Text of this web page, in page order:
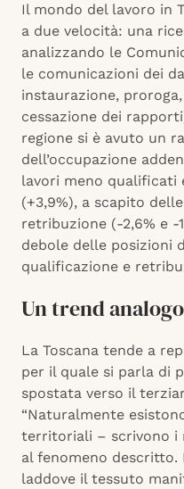
Il mondo del lavoro in
a due velocità: una
analizzando le
le comunicazioni dei
instaurazione,
cessazione dei
regione si è avuto un
dell’occupazione
lavori meno qualificati
(+3,9%), a scapito
retribuzione (-2,6% e -
debole delle posizioni
qualificazione e
Un trend
La Toscana tende a
per il quale si parla di
spostata verso il
“Naturalmente
territoriali – scrivono i
al fenomeno
laddove il tessuto